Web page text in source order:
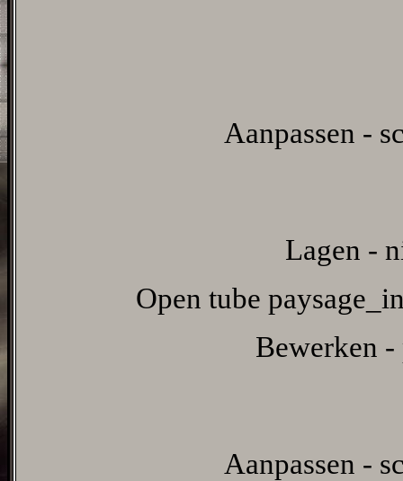
Aanpassen -
Lagen -
Open tube
Bewerken
Aanpassen -